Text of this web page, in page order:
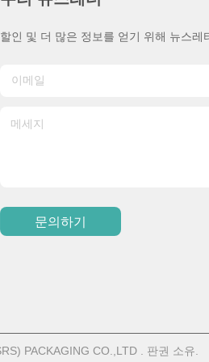
할인 및 더 많은 정보를 얻기 위해 뉴스레
문의하기
PACKAGING CO.,LTD . 판권 소유.